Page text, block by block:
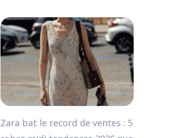
Zara bat le record de ventes : 5